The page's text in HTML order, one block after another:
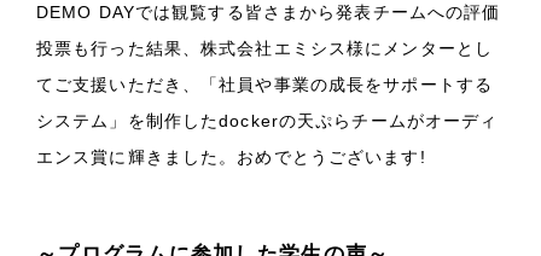
DEMO DAYでは観覧する皆さまから発表チームへの評価
投票も行った結果、株式会社エミシス様にメンターとし
てご支援いただき、「社員や事業の成長をサポートする
システム」を制作したdockerの天ぷらチームがオーディ
エンス賞に輝きました。おめでとうございます!